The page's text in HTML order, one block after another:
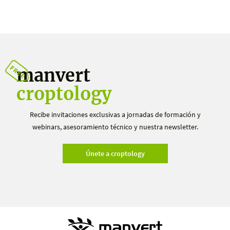
manvert
croptology
Recibe invitaciones exclusivas a jornadas de formación y
webinars, asesoramiento técnico y nuestra newsletter.
Únete a croptology